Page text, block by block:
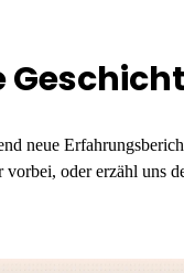
neue
vorbei, oder erzähl uns